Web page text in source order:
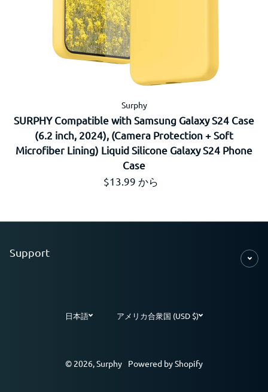
Surphy
SURPHY Compatible with Samsung Galaxy S24 Case
(6.2 inch, 2024), (Camera Protection + Soft
Microfiber Lining) Liquid Silicone Galaxy S24 Phone
Case
通常価格
$13.99 から
Support
日本語 アメリカ合衆国 (USD $)
© 2026,Surphy Powered by Shopify